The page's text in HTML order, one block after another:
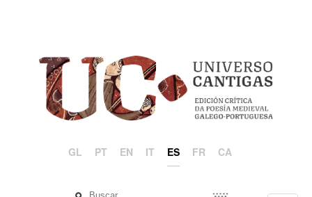
GL PT EN IT ES FR CA